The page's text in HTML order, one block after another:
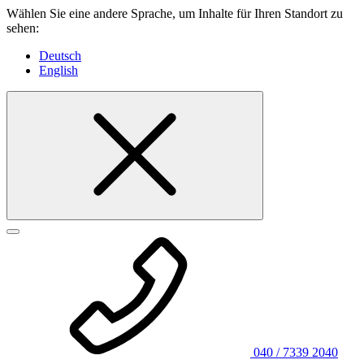
Wählen Sie eine andere Sprache, um Inhalte für Ihren Standort zu
sehen:
Deutsch
English
040 / 7339 2040